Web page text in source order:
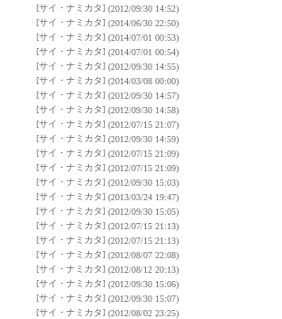
[サイ・ナミカタ] (2012/09/30 14:52)
[サイ・ナミカタ] (2014/06/30 22:50)
[サイ・ナミカタ] (2014/07/01 00:53)
[サイ・ナミカタ] (2014/07/01 00:54)
[サイ・ナミカタ] (2012/09/30 14:55)
[サイ・ナミカタ] (2014/03/08 00:00)
[サイ・ナミカタ] (2012/09/30 14:57)
[サイ・ナミカタ] (2012/09/30 14:58)
[サイ・ナミカタ] (2012/07/15 21:07)
[サイ・ナミカタ] (2012/09/30 14:59)
[サイ・ナミカタ] (2012/07/15 21:09)
[サイ・ナミカタ] (2012/07/15 21:09)
[サイ・ナミカタ] (2012/09/30 15:03)
[サイ・ナミカタ] (2013/03/24 19:47)
[サイ・ナミカタ] (2012/09/30 15:05)
[サイ・ナミカタ] (2012/07/15 21:13)
[サイ・ナミカタ] (2012/07/15 21:13)
[サイ・ナミカタ] (2012/08/07 22:08)
[サイ・ナミカタ] (2012/08/12 20:13)
[サイ・ナミカタ] (2012/09/30 15:06)
[サイ・ナミカタ] (2012/09/30 15:07)
[サイ・ナミカタ] (2012/08/02 23:25)